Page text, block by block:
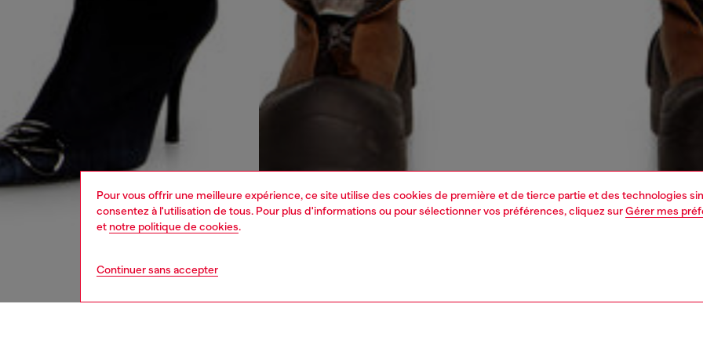
Pour vous offrir une meilleure expérience, ce site utilise des cookies de première et de tierce partie et des technologies
consentez à l'utilisation de tous. Pour plus d'informations ou pour sélectionner vos préférences, cliquez surGérer mes
et notre politique de cookies.
Continuer sans accepter